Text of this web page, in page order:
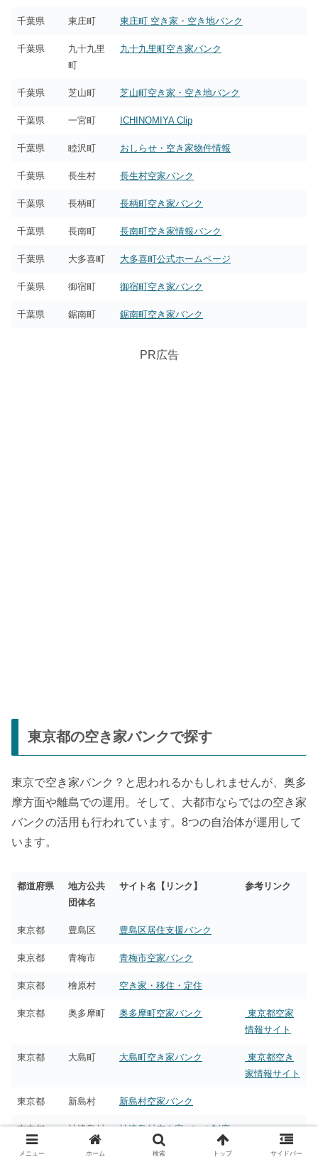
千葉県 東庄町 東庄町 空き家・空き地バンク
千葉県
九十九里
町
九十九里町空き家バンク
千葉県 芝山町 芝山町空き家・空き地バンク
千葉県 一宮町 ICHINOMIYA Clip
千葉県 睦沢町 おしらせ・空き家物件情報
千葉県 長生村 長生村空家バンク
千葉県 長柄町 長柄町空き家バンク
千葉県 長南町 長南町空き家情報バンク
千葉県 大多喜町 大多喜町公式ホームページ
千葉県 御宿町 御宿町空き家バンク
千葉県 鋸南町 鋸南町空き家バンク
PR広告
東京都の空き家バンクで探す
東京で空き家バンク？と思われるかもしれませんが、奥多
摩方面や離島での運用。そして、大都市ならではの空き家
バンクの活用も行われています。8つの自治体が運用して
います。
都道府県
地方公共
団体名
サイト名【リンク】 参考リンク
東京都 豊島区 豊島区居住支援バンク
東京都 青梅市 青梅市空家バンク
東京都 檜原村 空き家・移住・定住
東京都 奥多摩町 奥多摩町空家バンク
東京都空家
情報サイト
東京都 大島町 大島町空き家バンク
東京都空き
家情報サイト
東京都 新島村 新島村空家バンク
東京都 神津島村 神津島村空き家バンク制度
東京都 八丈町 八丈島へ移住・定住を考え
メニュー ホーム 検索 トップ サイドバー